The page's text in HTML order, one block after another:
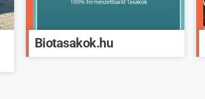
Biotasakok.hu